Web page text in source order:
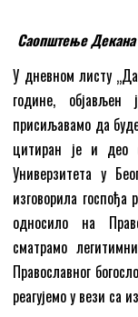
Саопштење Декана
У дневном листу
године,
присиљавамо да
цитиран је и део
Универзитета у
изговорила
односило на
сматрамо
Православног
реагујемо у вези са